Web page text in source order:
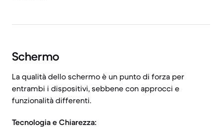
Schermo
La qualità dello schermo è un punto di forza per
entrambi i dispositivi, sebbene con approcci e
funzionalità differenti.
Tecnologia e Chiarezza: